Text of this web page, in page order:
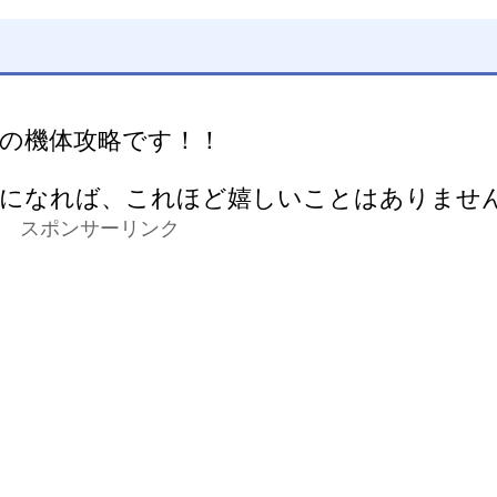
機体攻略です！！
なれば、これほど嬉しいことはありませ
スポンサーリンク